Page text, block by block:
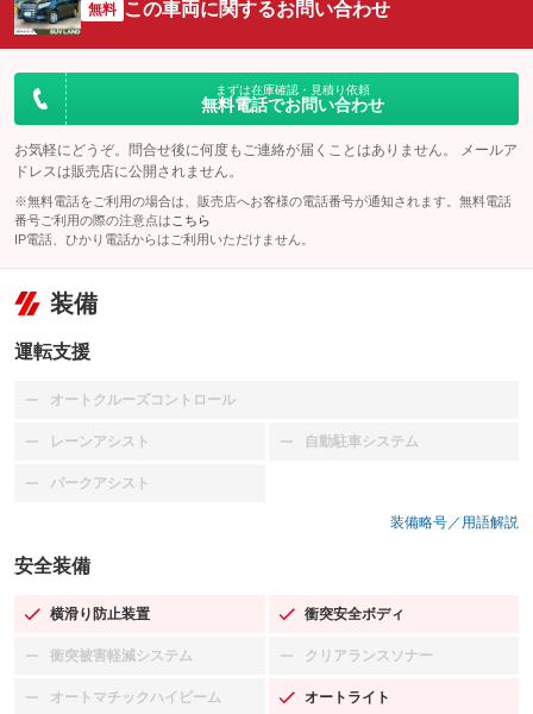
無料 この車両に関するお問い合わせ
まずは在庫確認・見積り依頼
無料電話でお問い合わせ
お気軽にどうぞ。問合せ後に何度もご連絡が届くことはありません。 メールア
ドレスは販売店に公開されません。
※無料電話をご利用の場合は、販売店へお客様の電話番号が通知されます。無料電話
番号ご利用の際の注意点は こちら
IP電話、ひかり電話からはご利用いただけません。
装備
運転支援
オートクルーズコントロール
：装備なし
レーンアシスト
：装備なし 自動駐車システム
：装備なし
パークアシスト
：装備なし
装備略号／用語解説
安全装備
横滑り防止装置
：装備あり 衝突安全ボディ
：装備あり
衝突被害軽減システム
：装備なし クリアランスソナー
：装備なし
オートマチックハイビーム
：装備なし オートライト
：装備あり